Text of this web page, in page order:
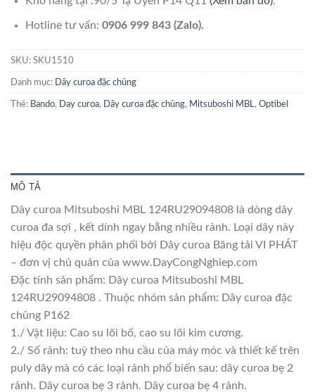
Hotline tư vấn: 0906 999 843 (Zalo).
SKU: SKU1510
Danh mục: Dây curoa đặc chủng
Thẻ: Bando, Day curoa, Dây curoa đặc chủng, Mitsuboshi MBL , Optibel
MÔ TẢ
Dây curoa Mitsuboshi MBL 124RU29094808 là dòng dây
curoa đa sợi , kết dính ngay bằng nhiều rảnh. Loại dây này
hiệu độc quyền phân phối bởi Dây curoa Băng tải VI PHÁT
– đơn vị chủ quản của www.DayCongNghiep.com
Đặc tính sản phẩm: Dây curoa Mitsuboshi MBL
124RU29094808 . Thuộc nhóm sản phẩm: Dây curoa đặc
chủng P162
1./ Vật liệu: Cao su lõi bố, cao su lõi kim cương.
2./ Số rảnh: tuỳ theo nhu cầu của máy móc và thiết kế trên
puly dây mà có các loại rảnh phổ biến sau: dây curoa bẹ 2
rảnh. Dây curoa bẹ 3 rảnh. Dây curoa bẹ 4 rảnh.